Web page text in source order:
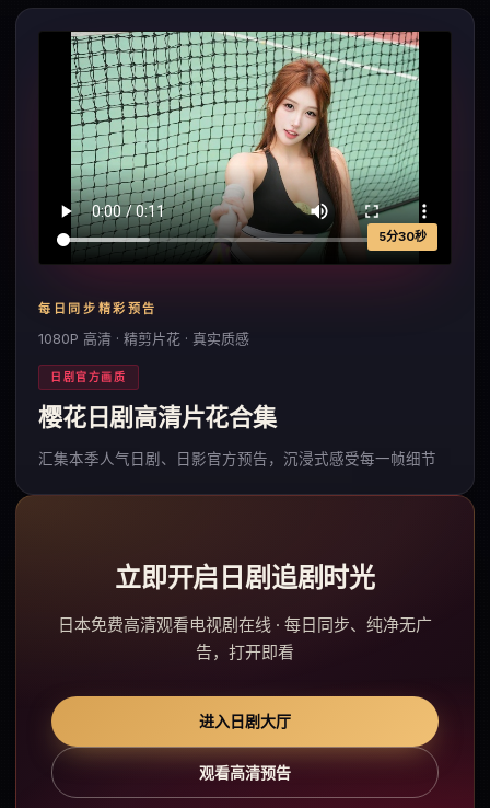
5分30秒
每日同步精彩预告
1080P 高清 · 精剪片花 · 真实质感
日剧官方画质
樱花日剧高清片花合集
汇集本季人气日剧、日影官方预告，沉浸式感受每一帧细节
立即开启日剧追剧时光
日本免费高清观看电视剧在线 · 每日同步、纯净无广
告，打开即看
进入日剧大厅
观看高清预告